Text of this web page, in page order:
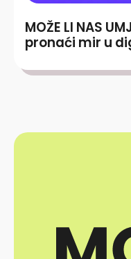
MOŽE LI NAS
pronaći mir u